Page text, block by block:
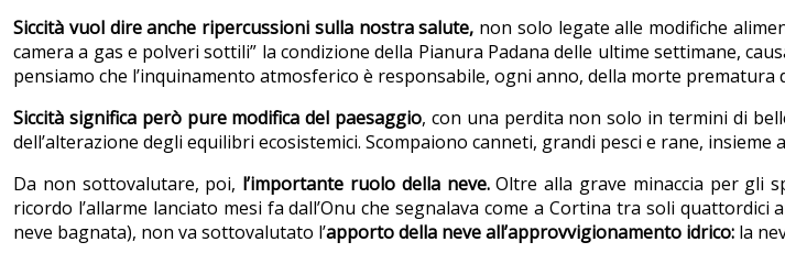
Siccità vuol dire anche ripercussioni sulla nostra salute, non solo legate alle modifiche
camera a gas e polveri sottili” la condizione della Pianura Padana delle ultime settimane,
pensiamo che l’inquinamento atmosferico è responsabile, ogni anno, della morte prematura
Siccità significa però pure modifica del paesaggio, con una perdita non solo in termini di
dell’alterazione degli equilibri ecosistemici. Scompaiono canneti, grandi pesci e rane,
Da non sottovalutare, poi, l’importante ruolo della neve.Oltre alla grave minaccia per gli
ricordo l’allarme lanciato mesi fa dall’Onu che segnalava come a Cortina tra soli
neve bagnata), non va sottovalutato l’apporto della neve all’approvvigionamento idrico: la